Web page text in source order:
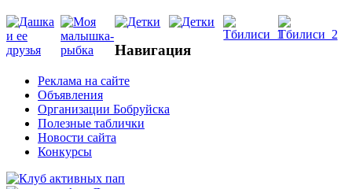
Навигация
Реклама на сайте
Объявления
Организации Бобруйска
Полезные таблички
Новости сайта
Конкурсы